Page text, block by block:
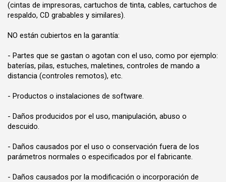
(cintas de impresoras, cartuchos de tinta, cables, cartuchos de
respaldo, CD grabables y similares).
NO están cubiertos en la garantía:
- Partes que se gastan o agotan con el uso, como por ejemplo:
baterías, pilas, estuches, maletines, controles de mando a
distancia (controles remotos), etc.
- Productos o instalaciones de software.
- Daños producidos por el uso, manipulación, abuso o
descuido.
- Daños causados por el uso o conservación fuera de los
parámetros normales o especificados por el fabricante.
- Daños causados por la modificación o incorporación de